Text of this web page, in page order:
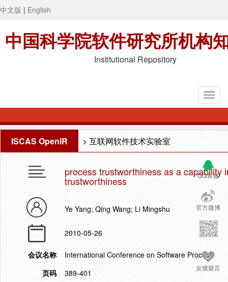
中文版 | English
中国科学院软件研究所机构
Institutional Repository
ISCAS OpenIR > 互联网软件技术实验室
QQ客服
官方微博
反馈留言
process trustworthiness as a capability
trustworthiness
Ye Yang; Qing Wang; Li Mingshu
2010-05-26
会议名称
International Conference on Software Process
页码
389-401